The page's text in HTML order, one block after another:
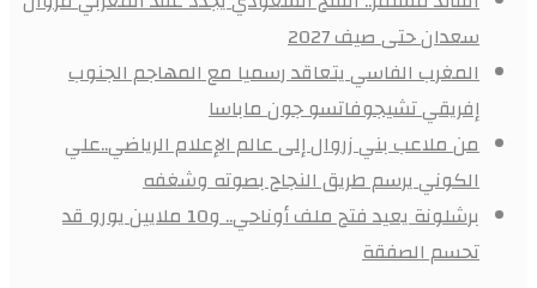
سعدان حتى صيف 2027
المغرب الفاسي يتعاقد رسميا مع المهاجم الجنوب
إفريقي تشيجوفاتسو جون ماباسا
من ملاعب بني زروال إلى عالم الإعلام الرياضي..علي
الكوني يرسم طريق النجاح بصوته وشغفه
برشلونة يعيد فتح ملف أوناحي.. و10 ملايين يورو قد
تحسم الصفقة